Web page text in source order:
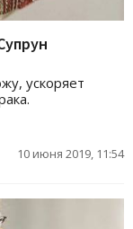
ускоряет
10 июня 2019, 11:54